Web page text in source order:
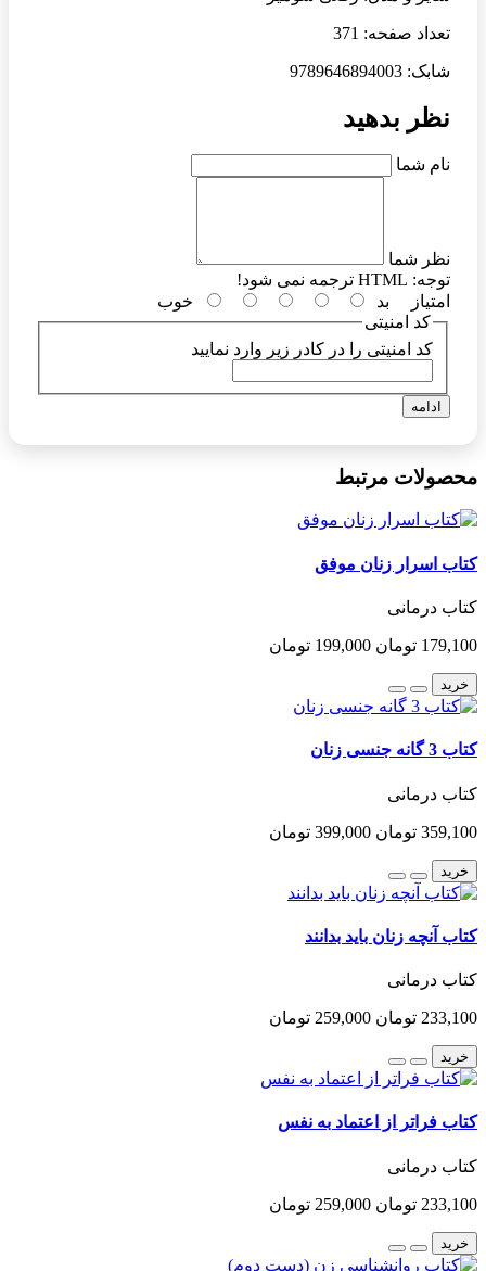
تعداد صفحه: 371
شابک: 9789646894003
نظر بدهید
نام شما
نظر شما
توجه:
امتیاز
بد
خوب
کد امنیتی
کد امنیتی را در کادر زیر وارد نمایید
ادامه
محصولات مرتبط
کتاب اسرار زنان موفق
کتاب درمانی
179,100 تومان 199,000 تومان
خرید
کتاب 3 گانه جنسی زنان
کتاب درمانی
359,100 تومان 399,000 تومان
خرید
کتاب آنچه زنان باید بدانند
کتاب درمانی
233,100 تومان 259,000 تومان
خرید
کتاب فراتر از اعتماد به نفس
کتاب درمانی
233,100 تومان 259,000 تومان
خرید